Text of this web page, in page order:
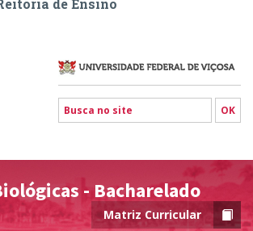
de Ensino
- Bacharelado
Matriz Curricular